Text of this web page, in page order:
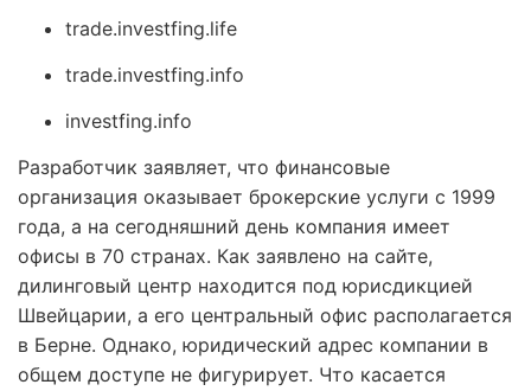
trade.investfing.life
trade.investfing.info
investfing.info
Разработчик заявляет, что финансовые
организация оказывает брокерские услуги с 1999
года, а на сегодняшний день компания имеет
офисы в 70 странах. Как заявлено на сайте,
дилинговый центр находится под юрисдикцией
Швейцарии, а его центральный офис располагается
в Берне. Однако, юридический адрес компании в
общем доступе не фигурирует. Что касается